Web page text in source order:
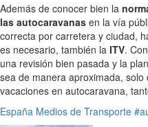
Además de conocer bien la
las autocaravanas en la vía
correcta por carretera y ciudad,
es necesario, también la ITV.
una revisión bien pasada y la
sea de manera aproximada,
vacaciones en autocaravana,
España Medios de Transporte